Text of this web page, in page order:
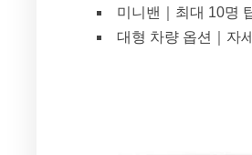
미니밴｜최대 10명
대형 차량 옵션｜자